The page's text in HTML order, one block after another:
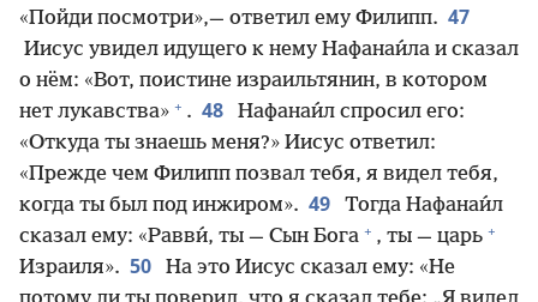
«Пойди посмотри»,— ответил ему Филипп. 47
Иисус увидел идущего к нему Нафанаи́ла и сказал
о нём: «Вот, поистине израильтянин, в котором
нет лукавства» + . 48
Нафанаи́л спросил его:
«Откуда ты знаешь меня?» Иисус ответил:
«Прежде чем Филипп позвал тебя, я видел тебя,
когда ты был под инжиром». 49
Тогда Нафанаи́л
сказал ему: «Равви́, ты — Сын Бога + , ты — царь +
Израиля». 50
На это Иисус сказал ему: «Не